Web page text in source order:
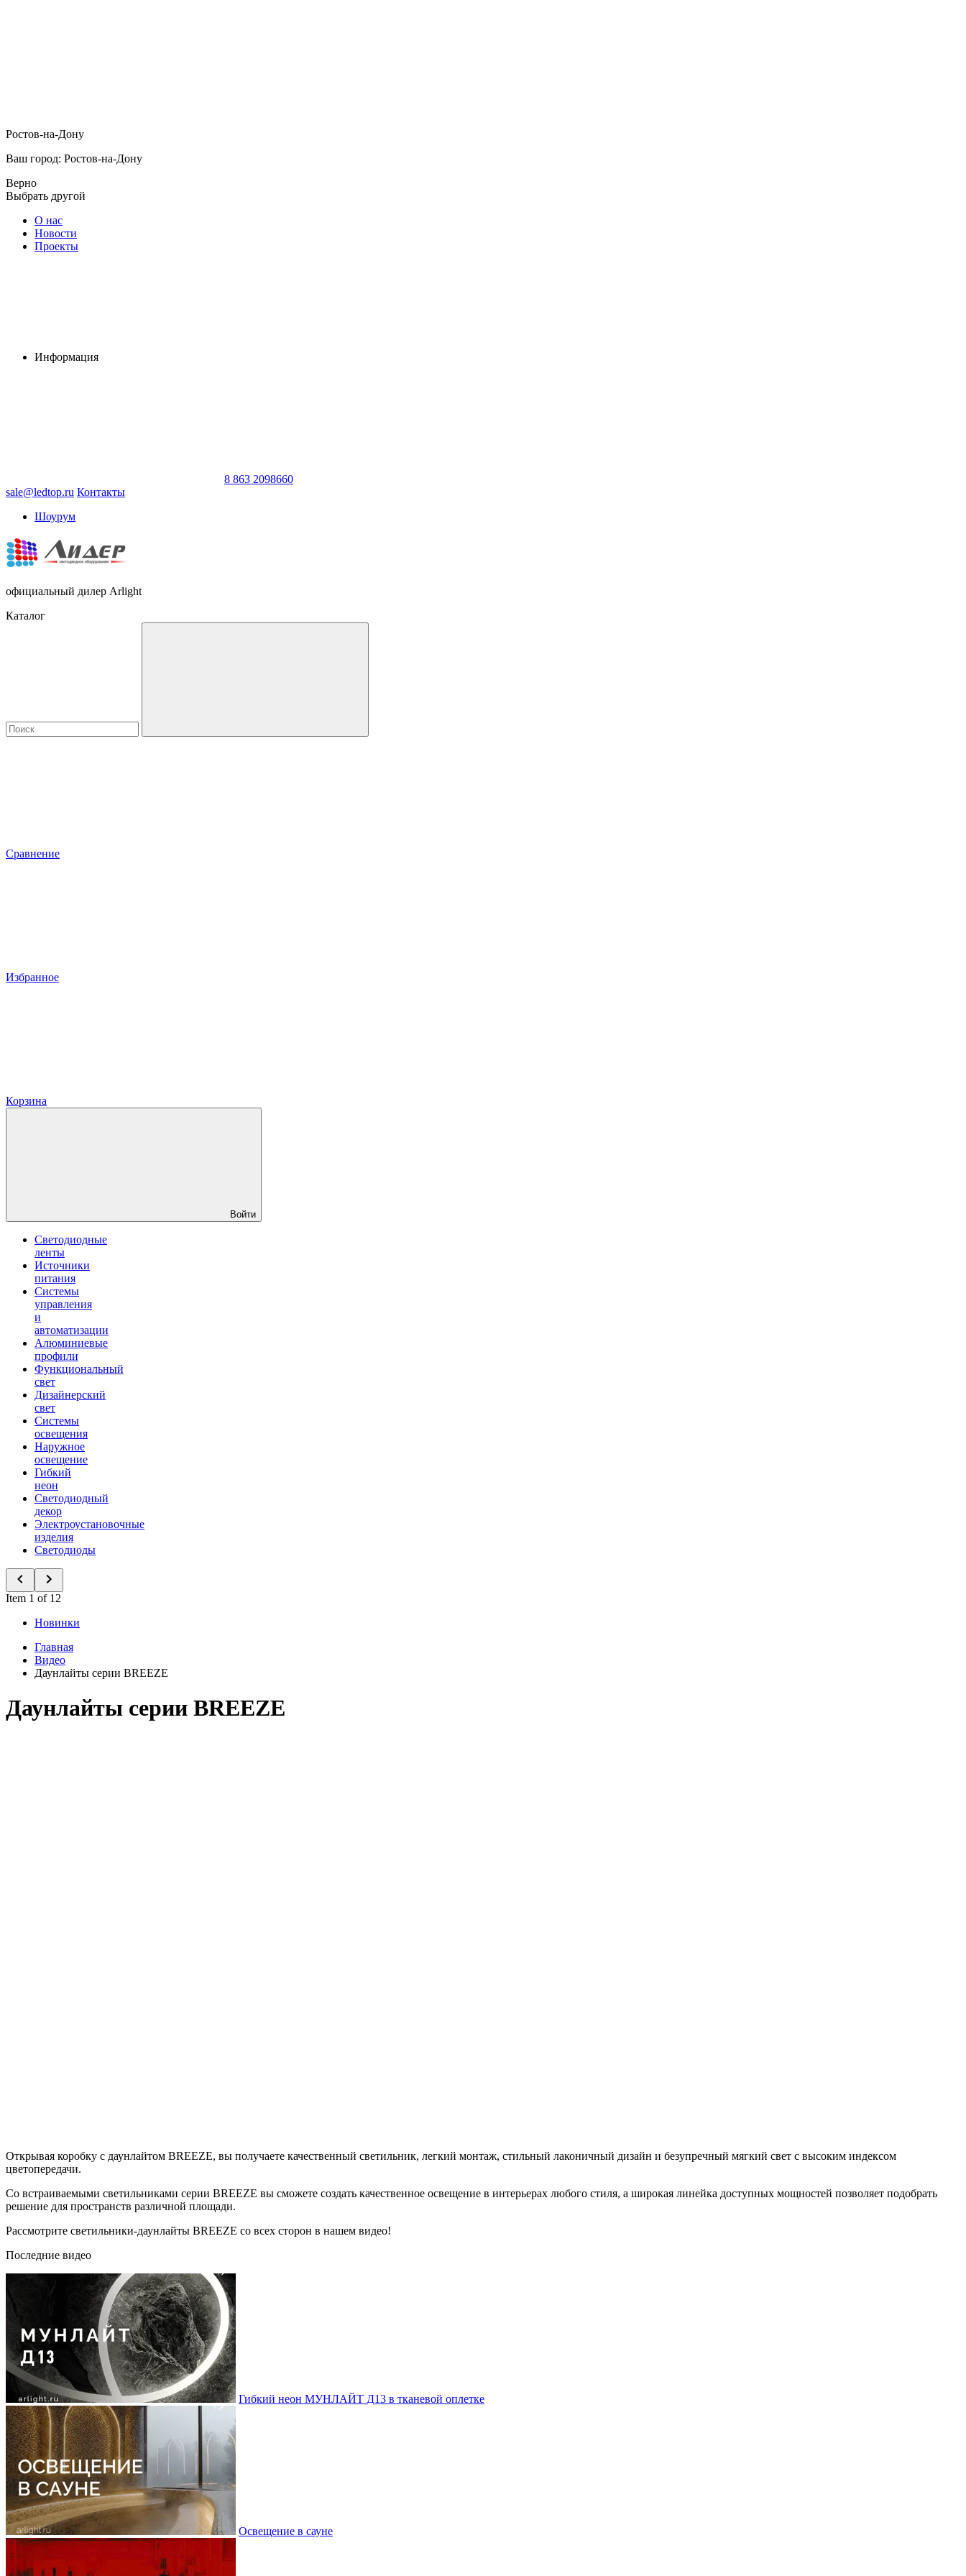
Ростов-на-Дону
Ваш город: Ростов-на-Дону
Верно
Выбрать другой
О нас
Новости
Проекты
Информация
8 863 2098660
sale@ledtop.ru Контакты
Шоурум
официальный дилер Arlight
Каталог
Сравнение
Избранное
Корзина
Войти
Светодиодные
ленты
Источники
питания
Системы
управления
и
автоматизации
Алюминиевые
профили
Функциональный
свет
Дизайнерский
свет
Системы
освещения
Наружное
освещение
Гибкий
неон
Светодиодный
декор
Электроустановочные
изделия
Светодиоды
Item 1 of 12
Новинки
Главная
Видео
Даунлайты серии BREEZE
Даунлайты серии BREEZE
Открывая коробку с даунлайтом BREEZE, вы получаете качественный светильник, легкий монтаж, стильный лаконичный дизайн и безупречный мягкий свет с высоким индексом
цветопередачи.
Со встраиваемыми светильниками серии BREEZE вы сможете создать качественное освещение в интерьерах любого стиля, а широкая линейка доступных мощностей позволяет подобрать
решение для пространств различной площади.
Рассмотрите светильники-даунлайты BREEZE со всех сторон в нашем видео!
Последние видео
Гибкий неон МУНЛАЙТ Д13 в тканевой оплетке
Освещение в сауне